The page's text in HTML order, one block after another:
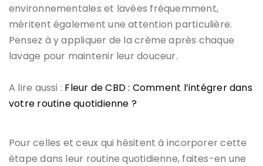
environnementales et lavées fréquemment,
méritent également une attention particulière.
Pensez à y appliquer de la crème après chaque
lavage pour maintenir leur douceur.
A lire aussi : Fleur de CBD : Comment l’intégrer dans
votre routine quotidienne ?
Pour celles et ceux qui hésitent à incorporer cette
étape dans leur routine quotidienne, faites-en une